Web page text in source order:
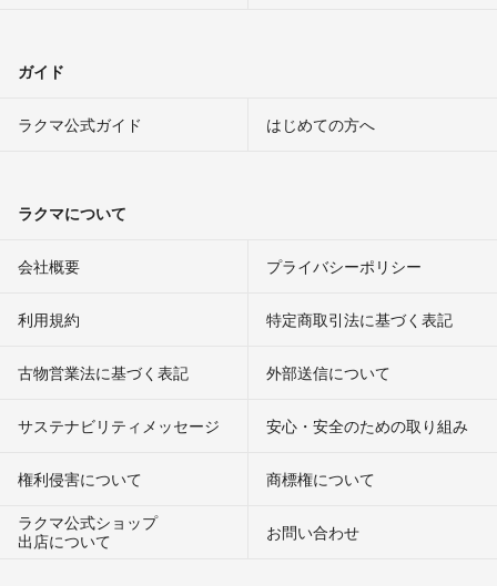
ガイド
ラクマ公式ガイド はじめての方へ
ラクマについて
会社概要 プライバシーポリシー
利用規約 特定商取引法に基づく表記
古物営業法に基づく表記 外部送信について
サステナビリティメッセージ 安心・安全のための取り組み
権利侵害について
商標権について
ラクマ公式ショップ
出店について
お問い合わせ